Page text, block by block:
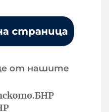
страница
от нашите